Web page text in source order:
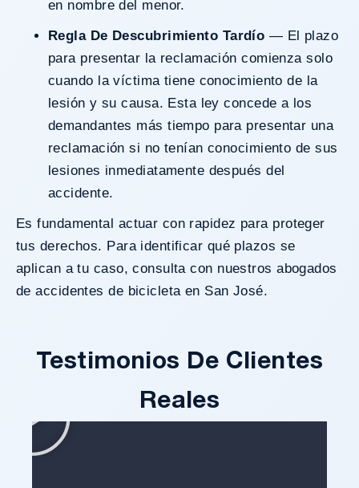
en nombre del menor.
Regla De Descubrimiento Tardío — El plazo
para presentar la reclamación comienza solo
cuando la víctima tiene conocimiento de la
lesión y su causa. Esta ley concede a los
demandantes más tiempo para presentar una
reclamación si no tenían conocimiento de sus
lesiones inmediatamente después del
accidente.
Es fundamental actuar con rapidez para proteger
tus derechos. Para identificar qué plazos se
aplican a tu caso, consulta con nuestros abogados
de accidentes de bicicleta en San José.
Testimonios De Clientes
Reales